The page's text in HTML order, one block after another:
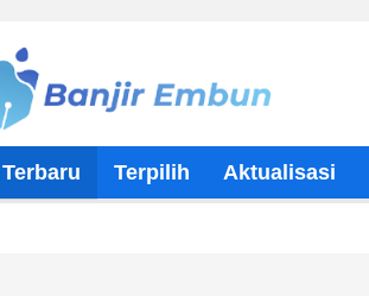
Terbaru Terpilih Aktualisasi